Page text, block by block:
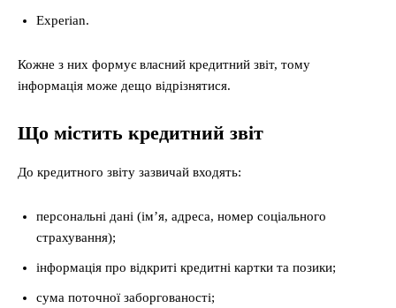
Experian.
Кожне з них формує власний кредитний звіт, тому
інформація може дещо відрізнятися.
Що містить кредитний звіт
До кредитного звіту зазвичай входять:
персональні дані (ім’я, адреса, номер соціального
страхування);
інформація про відкриті кредитні картки та позики;
сума поточної заборгованості;